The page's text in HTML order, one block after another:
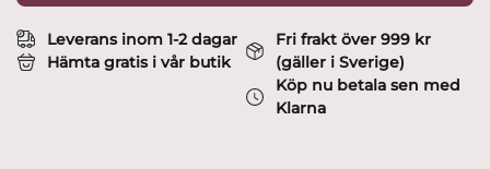
Leverans inom 1-2 dagar
Hämta gratis i vår butik
Fri frakt över 999 kr
(gäller i Sverige)
Köp nu betala sen med
Klarna